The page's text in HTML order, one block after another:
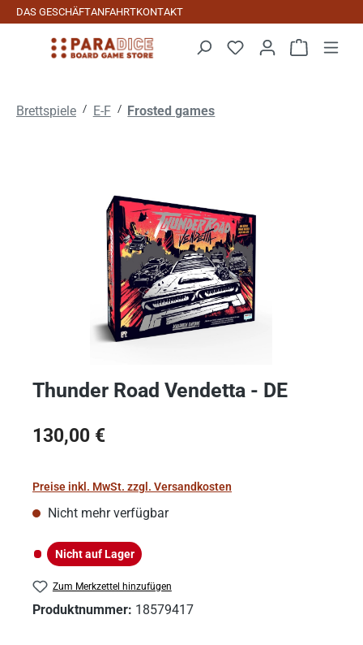
Zum Hauptinhalt springen
DAS GESCHÄFTANFAHRTKONTAKT
Brettspiele / E-F / Frosted games
Bildergalerie überspringen
Thunder Road Vendetta - DE
Regulärer Preis:
130,00 €
Preise inkl. MwSt. zzgl. Versandkosten
Nicht mehr verfügbar
Nicht auf Lager
Nicht auf Lager
Zum Merkzettel hinzufügen
Produktnummer: 18579417